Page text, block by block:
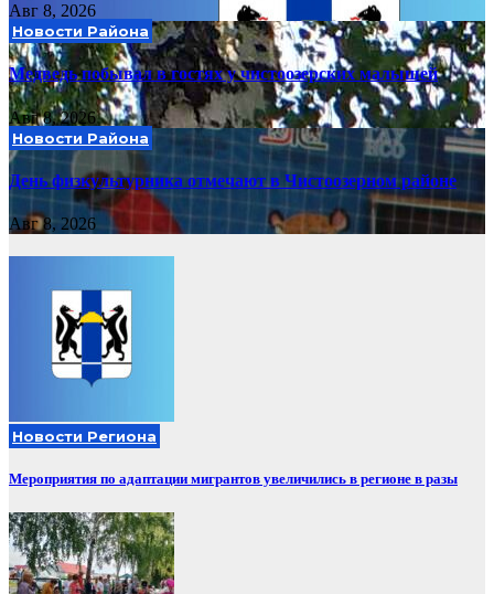
Авг 8, 2026
Новости Района
Медведь побывал в гостях у чистоозерских малышей
Авг 8, 2026
Новости Района
День физкультурника отмечают в Чистоозерном районе
Авг 8, 2026
Новости Региона
Мероприятия по адаптации мигрантов увеличились в регионе в разы